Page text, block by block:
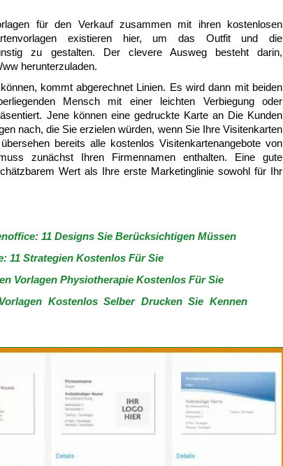
für den Verkauf zusammen mit ihren kostenlosen
existieren hier, um das Outfit und die
zu gestalten. Der clevere Ausweg besteht darin,
herunterzuladen.
kommt abgerechnet Linien. Es wird dann mit beiden
Mensch mit einer leichten Verbiegung oder
Jene können eine gedruckte Karte an Die Kunden
nach, die Sie erzielen würden, wenn Sie Ihre Visitenkarten
bereits alle kostenlos Visitenkartenangebote von
zunächst Ihren Firmennamen enthalten. Eine gute
Wert als Ihre erste Marketinglinie sowohl für Ihr
11 Designs Sie Berücksichtigen Müssen
11 Strategien Kostenlos Für Sie
Vorlagen Physiotherapie Kostenlos Für Sie
Kostenlos Selber Drucken Sie Kennen